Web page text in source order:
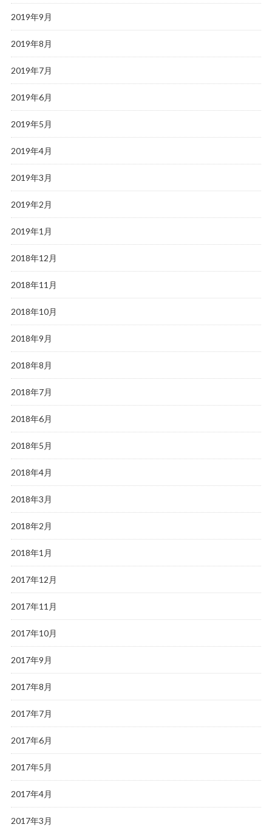
2019年9月
2019年8月
2019年7月
2019年6月
2019年5月
2019年4月
2019年3月
2019年2月
2019年1月
2018年12月
2018年11月
2018年10月
2018年9月
2018年8月
2018年7月
2018年6月
2018年5月
2018年4月
2018年3月
2018年2月
2018年1月
2017年12月
2017年11月
2017年10月
2017年9月
2017年8月
2017年7月
2017年6月
2017年5月
2017年4月
2017年3月